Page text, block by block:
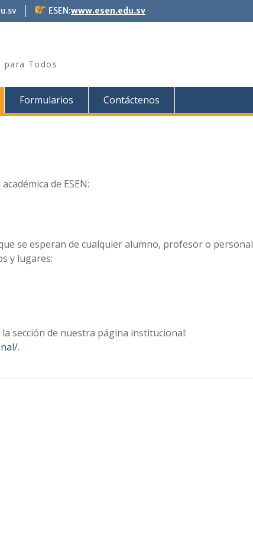
ESEN:www.esen.edu.sv
para Todos
Formularios Contáctenos
de ESEN:
se esperan de cualquier alumno, profesor o personal
y lugares:
sección de nuestra página institucional:
.